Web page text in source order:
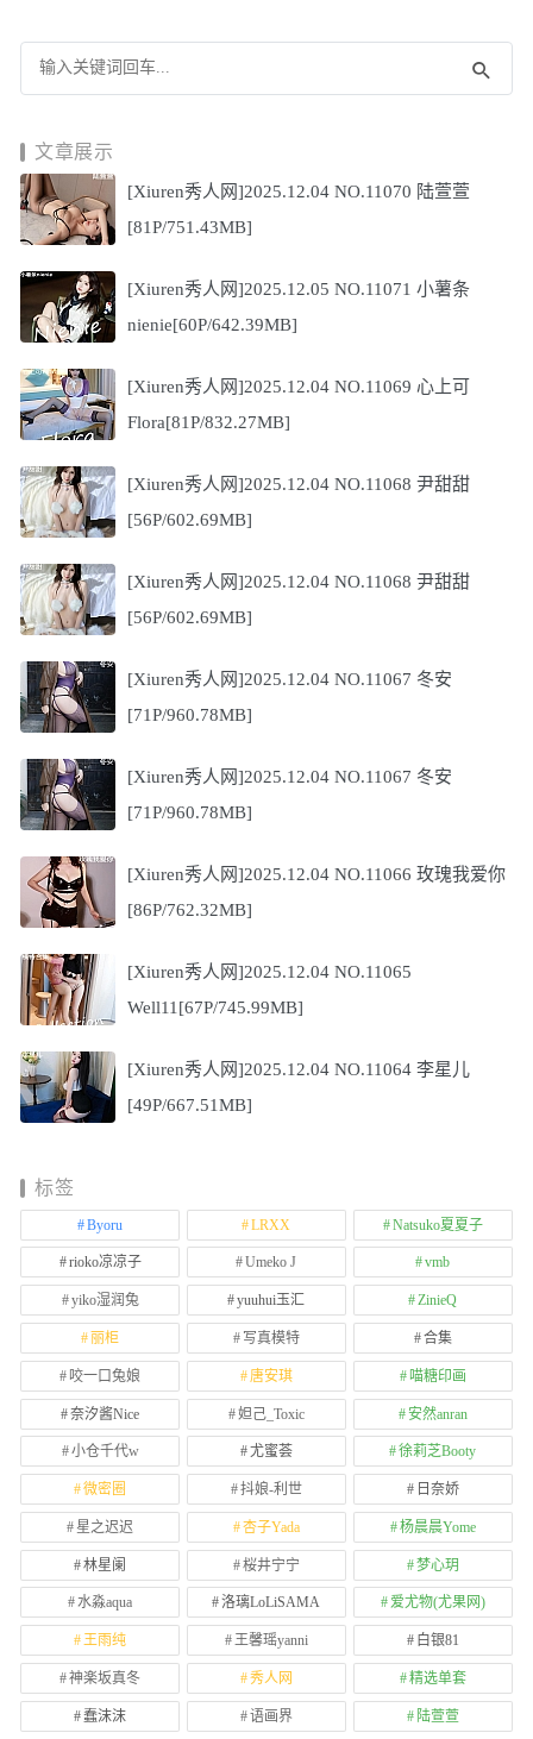
文章展示
[Xiuren秀人网]2025.12.04 NO.11070 陆萱萱
[81P/751.43MB]
[Xiuren秀人网]2025.12.05 NO.11071 小薯条
nienie[60P/642.39MB]
[Xiuren秀人网]2025.12.04 NO.11069 心上可
Flora[81P/832.27MB]
[Xiuren秀人网]2025.12.04 NO.11068 尹甜甜
[56P/602.69MB]
[Xiuren秀人网]2025.12.04 NO.11068 尹甜甜
[56P/602.69MB]
[Xiuren秀人网]2025.12.04 NO.11067 冬安
[71P/960.78MB]
[Xiuren秀人网]2025.12.04 NO.11067 冬安
[71P/960.78MB]
[Xiuren秀人网]2025.12.04 NO.11066 玫瑰我爱你
[86P/762.32MB]
[Xiuren秀人网]2025.12.04 NO.11065
Well11[67P/745.99MB]
[Xiuren秀人网]2025.12.04 NO.11064 李星儿
[49P/667.51MB]
标签
Byoru LRXX Natsuko夏夏子
rioko凉凉子 Umeko J vmb
yiko湿润兔 yuuhui玉汇 ZinieQ
丽柜 写真模特 合集
咬一口兔娘 唐安琪 喵糖印画
奈汐酱Nice 妲己_Toxic 安然anran
小仓千代w 尤蜜荟 徐莉芝Booty
微密圈 抖娘-利世 日奈娇
星之迟迟 杏子Yada 杨晨晨Yome
林星阑 桜井宁宁 梦心玥
水淼aqua 洛璃LoLiSAMA 爱尤物(尤果网)
王雨纯 王馨瑶yanni 白银81
神楽坂真冬 秀人网 精选单套
蠢沫沫 语画界 陆萱萱